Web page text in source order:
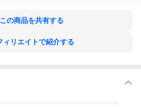
事項*自動では走らないタイプの商品と
流れているレール (鉄道模型用のレール
この商品を共有する
ィリエイトで紹介する